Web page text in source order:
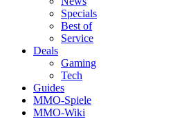
Specials
Best of
Service
Deals
Gaming
Tech
Guides
MMO-Spiele
MMO-Wiki